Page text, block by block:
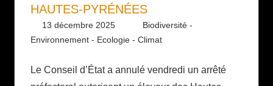
HAUTES-PYRÉNÉES
13 décembre 2025 Daniel
Biodiversité -
Environnement - Ecologie - Climat
Le Conseil d’État a annulé vendredi un arrêté